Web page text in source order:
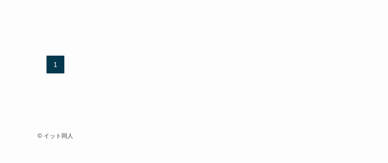
1
© イット同人